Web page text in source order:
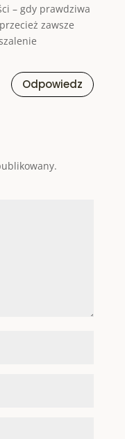
– gdy prawdziwa
zawsze
Odpowiedz